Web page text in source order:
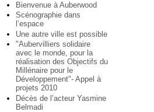
Bienvenue à Auberwood
Scénographie dans
l’espace
Une autre ville est possible
"Aubervilliers solidaire
avec le monde, pour la
réalisation des Objectifs du
Millénaire pour le
Développement"- Appel à
projets 2010
Décès de l’acteur Yasmine
Belmadi